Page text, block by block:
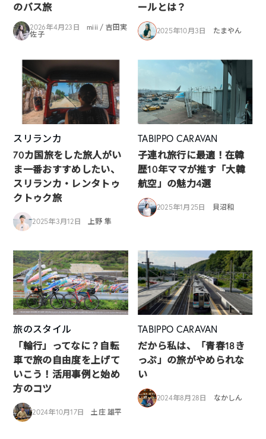
のバス旅
2026年4月23日
miii / 吉田実
佐子
ールとは？
2025年10月3日 たまやん
スリランカ
70カ国旅をした旅人がい
ま一番おすすめしたい、
スリランカ・レンタトゥ
クトゥク旅
2025年3月12日 上野 隼
TABIPPO CARAVAN
子連れ旅行に最適！在韓
歴10年ママが推す「大韓
航空」の魅力4選
2025年1月25日 貝沼和
旅のスタイル
「輪行」ってなに？自転
車で旅の自由度を上げて
いこう！活用事例と始め
方のコツ
2024年10月17日 土庄 雄平
TABIPPO CARAVAN
だから私は、「青春18き
っぷ」の旅がやめられな
い
2024年8月28日 なかしん